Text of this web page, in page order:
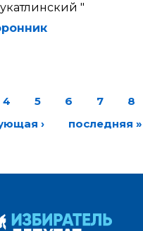
"
4 5 6 7 8
›
последняя »